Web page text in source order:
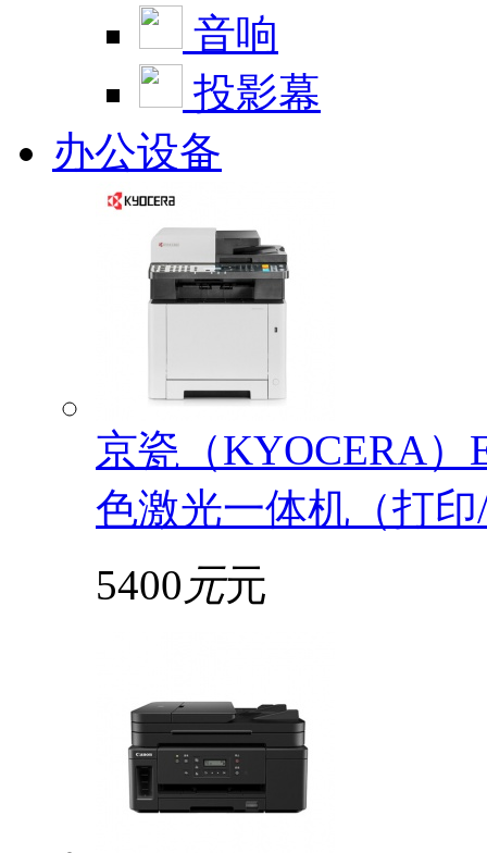
音响
投影幕
办公设备
京瓷（KYOCERA）
色激光一体机（打
5400 元元